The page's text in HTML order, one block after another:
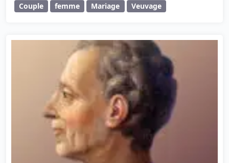
Couple femme Mariage Veuvage